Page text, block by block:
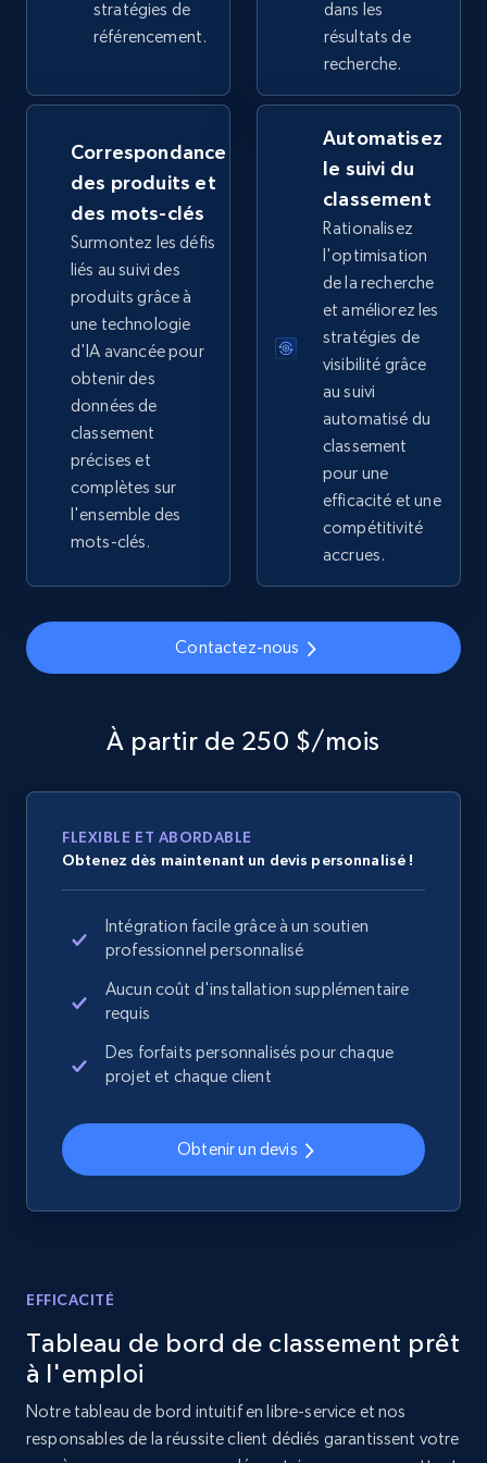
Rating, Reviews count, Images, Variations, and
Commencer
Google Shopping - collects products from
web using keywords
URL, Product id, Title, Product description,
Rating, Reviews count, Images, Variations, and
more.
Commencer
URL, Domain, Country code, Model number,
2.1K+ 355+ Commencer
Home Depot US - Gather data on products
URL, Domain, Country code, Model number,
Sku, Product id, Product name, Manufacturer,
and more.
2.1K+
Home Depot US - Discover products by
specified URL
Sku, Product id, Product name, Manufacturer,
2.1K+
Home Depot US - Discover products by
specified UPC
stratégies de
référencement.
dans les
résultats de
recherche.
Correspondance
des produits et
des mots-clés
Surmontez les défis
liés au suivi des
produits grâce à
une technologie
d'IA avancée pour
obtenir des
données de
classement
précises et
complètes sur
l'ensemble des
mots-clés.
Automatisez
le suivi du
classement
Rationalisez
l'optimisation
de la recherche
et améliorez les
stratégies de
visibilité grâce
au suivi
automatisé du
classement
pour une
efficacité et une
compétitivité
accrues.
Contactez-nous
À partir de 250 $/mois
FLEXIBLE ET ABORDABLE
Obtenez dès maintenant un devis personnalisé !
Intégration facile grâce à un soutien
professionnel personnalisé
Aucun coût d'installation supplémentaire
requis
Des forfaits personnalisés pour chaque
projet et chaque client
Obtenir un devis
EFFICACITÉ
Tableau de bord de classement prêt
à l'emploi
Notre tableau de bord intuitif en libre-service et nos
responsables de la réussite client dédiés garantissent votre